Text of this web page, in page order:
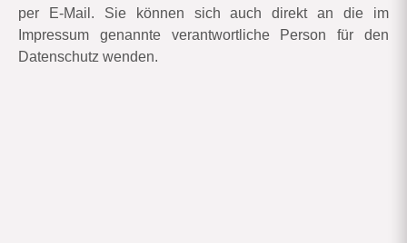
per E-Mail. Sie können sich auch direkt an die im
Impressum genannte verantwortliche Person für den
Datenschutz wenden.